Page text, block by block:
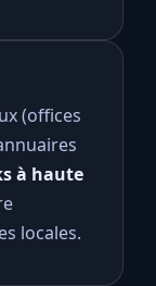
(offices
à haute
locales.